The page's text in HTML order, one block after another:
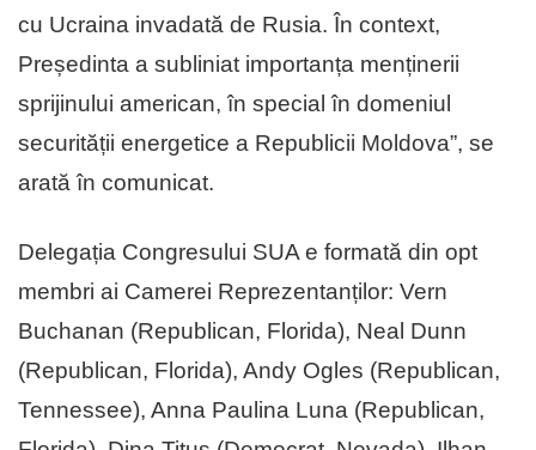
cu Ucraina invadată de Rusia. În context,
Președinta a subliniat importanța menținerii
sprijinului american, în special în domeniul
securității energetice a Republicii Moldova”, se
arată în comunicat.
Delegația Congresului SUA e formată din opt
membri ai Camerei Reprezentanților: Vern
Buchanan (Republican, Florida), Neal Dunn
(Republican, Florida), Andy Ogles (Republican,
Tennessee), Anna Paulina Luna (Republican,